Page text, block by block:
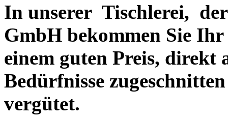
In unserer Tischlerei,
GmbH bekommen Sie
einem guten Preis, direkt
Bedürfnisse
vergütet.